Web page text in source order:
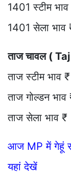
1401 स्टीम
1401 सेला
ताज चावल (
ताज स्टीम भाव
ताज गोल्डन
ताज सेला भाव
आज MP में गेहूं
यहां देखें